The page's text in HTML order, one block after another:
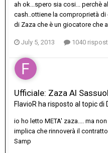
ah ok...spero sia cosi... perchè
cash..ottiene la comproprietà
di Zaza che è un giocatore che
July 5, 2013 1040
Ufficiale: Zaza Al
FlavioR ha risposto al topic di
io ho letto META' zaza.... ma
implica che rinnoverà il
Samp